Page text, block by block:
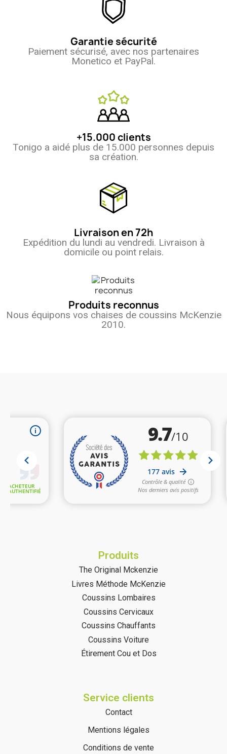
Garantie sécurité
Paiement sécurisé, avec nos partenaires
Monetico et PayPal.
+15.000 clients
Tonigo a aidé plus de 15.000 personnes depuis
sa création.
Livraison en 72h
Expédition du lundi au vendredi. Livraison à
domicile ou point relais.
Produits reconnus
Nous équipons vos chaises de coussins McKenzie
2010.
Produits
The Original Mckenzie
Livres Méthode McKenzie
Coussins Lombaires
Coussins Cervicaux
Coussins Chauffants
Coussins Voiture
Étirement Cou et Dos
Service clients
Contact
Mentions légales
Conditions de vente